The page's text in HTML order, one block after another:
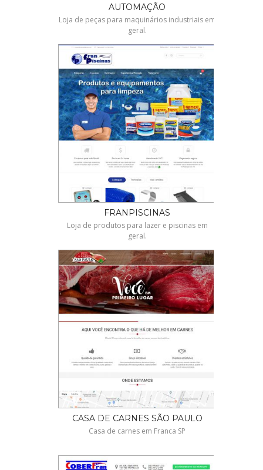
AUTOMAÇÃO
Loja de peças para maquinários industriais em
geral.
FRANPISCINAS
Loja de produtos para lazer e piscinas em
geral.
CASA DE CARNES SÃO PAULO
Casa de carnes em Franca SP